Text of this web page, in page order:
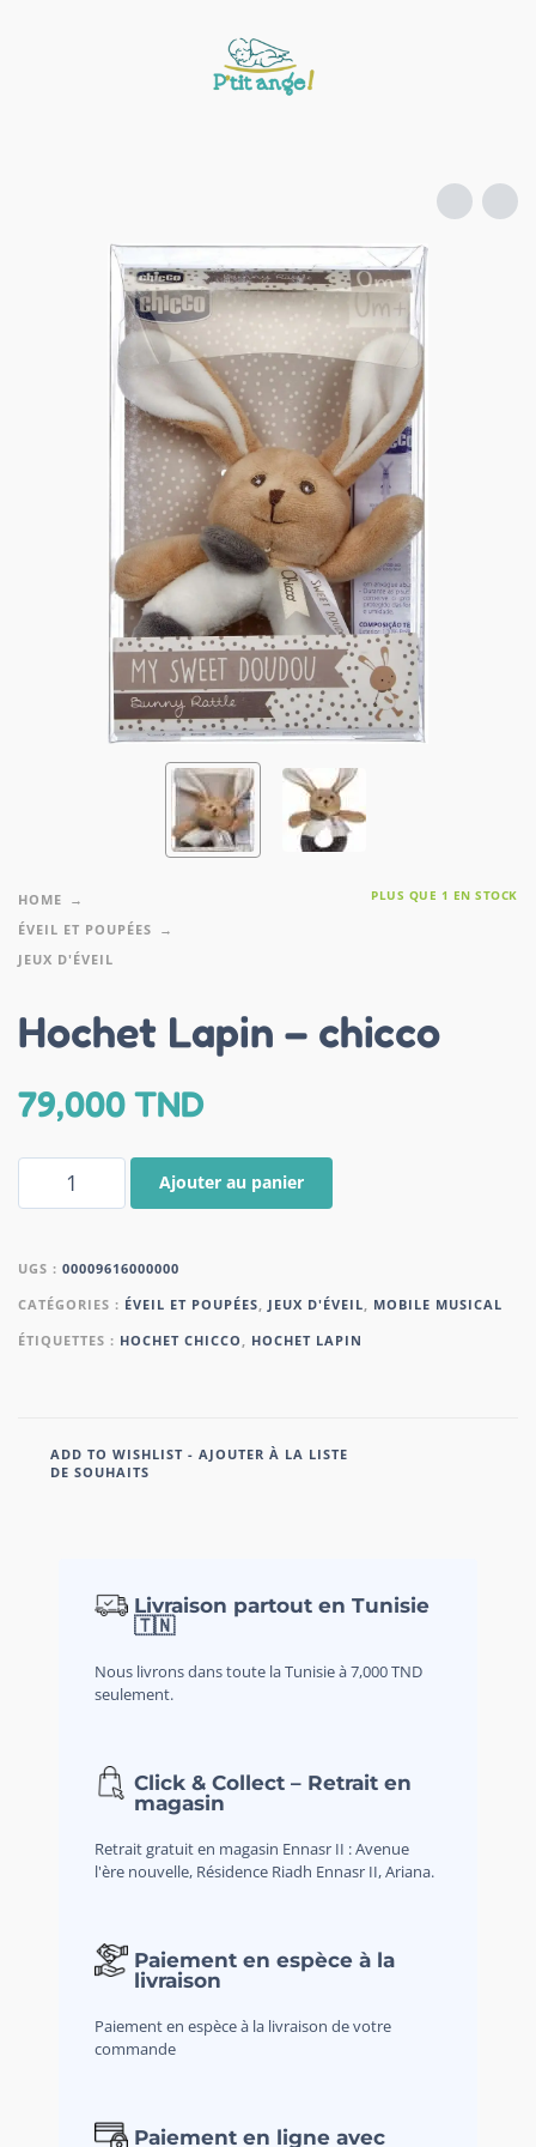
HOME
ÉVEIL ET POUPÉES
JEUX D'ÉVEIL
PLUS QUE 1 EN STOCK
Hochet Lapin – chicco
79,000TND
Ajouter au panier
UGS : 00009616000000
CATÉGORIES : ÉVEIL ET POUPÉES JEUX D'ÉVEIL
MOBILE MUSICAL
ÉTIQUETTES : HOCHET CHICCO HOCHET LAPIN
ADD TO WISHLIST - AJOUTER À LA LISTE
DE SOUHAITS
Livraison partout en Tunisie
🇹🇳
Nous livrons dans toute la Tunisie à 7,000 TND
seulement.
Click & Collect – Retrait en
magasin
Retrait gratuit en magasin Ennasr II : Avenue
l'ère nouvelle, Résidence Riadh Ennasr II, Ariana.
Paiement en espèce à la
livraison
Paiement en espèce à la livraison de votre
commande
Paiement en ligne avec